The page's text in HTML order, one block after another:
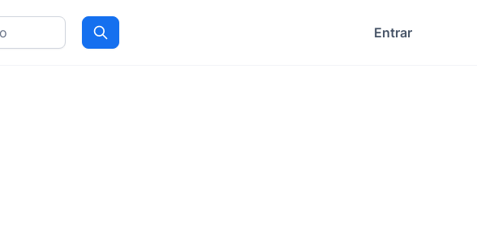
Procurar Entrar